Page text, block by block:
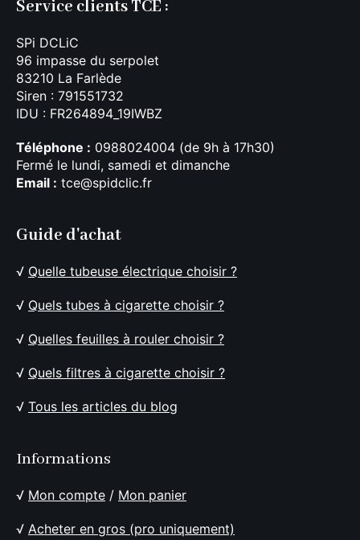
Service clients TCE :
SPi DCLiC
96 impasse du serpolet
83210 La Farlède
Siren : 791551732
IDU : FR264894_19IWBZ
Téléphone : 0988024004 (de 9h à 17h30)
Fermé le lundi, samedi et dimanche
Email : tce@spidclic.fr
Guide d'achat
√ Quelle tubeuse électrique choisir ?
√ Quels tubes à cigarette choisir ?
√ Quelles feuilles à rouler choisir ?
√ Quels filtres à cigarette choisir ?
√ Tous les articles du blog
Informations
√ Mon compte / Mon panier
√ Acheter en gros (pro uniquement)